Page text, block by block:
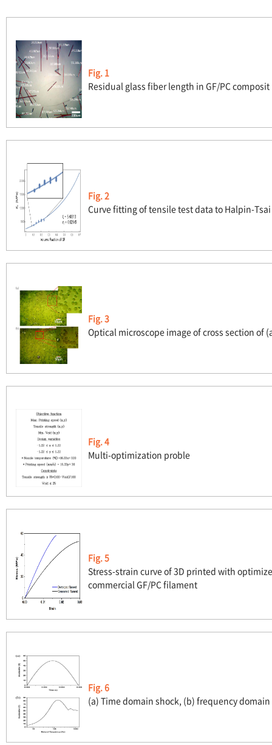
Fig. 1
Residual glass fiber length in GF/PC composit
Fig. 2
Curve fitting of tensile test data to Halpin-
Fig. 3
Optical microscope image of cross section of
Fig. 4
Multi-optimization proble
Fig. 5
Stress-strain curve of 3D printed with
commercial GF/PC filament
Fig. 6
(a) Time domain shock, (b) frequency